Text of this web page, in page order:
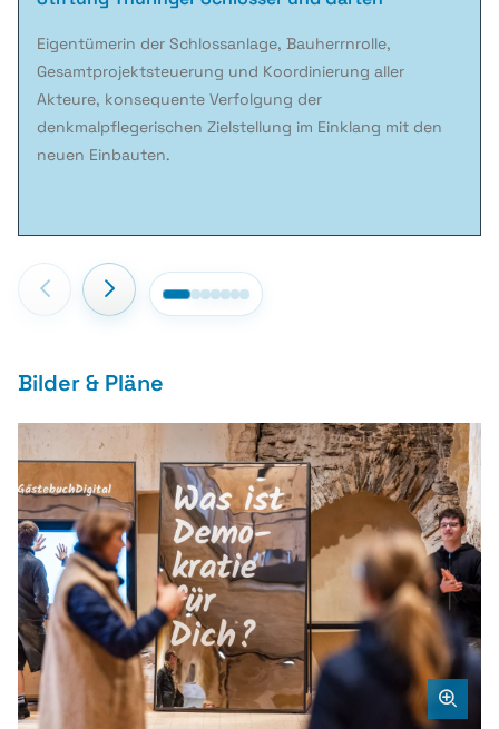
Eigentümerin der Schlossanlage, Bauherrnrolle,
Gesamtprojektsteuerung und Koordinierung aller
Akteure, konsequente Verfolgung der
denkmalpflegerischen Zielstellung im Einklang mit den
neuen Einbauten.
Bilder & Pläne